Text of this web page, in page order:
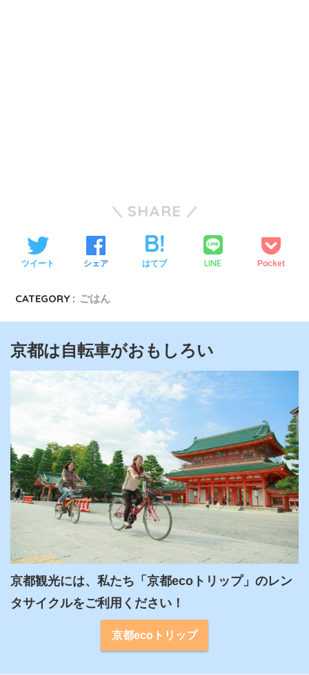
SHARE
ツイート シェア はてブ LINE Pocket
CATEGORY : ごはん
京都は自転車がおもしろい
京都観光には、私たち「京都ecoトリップ」のレン
タサイクルをご利用ください！
京都ecoトリップ